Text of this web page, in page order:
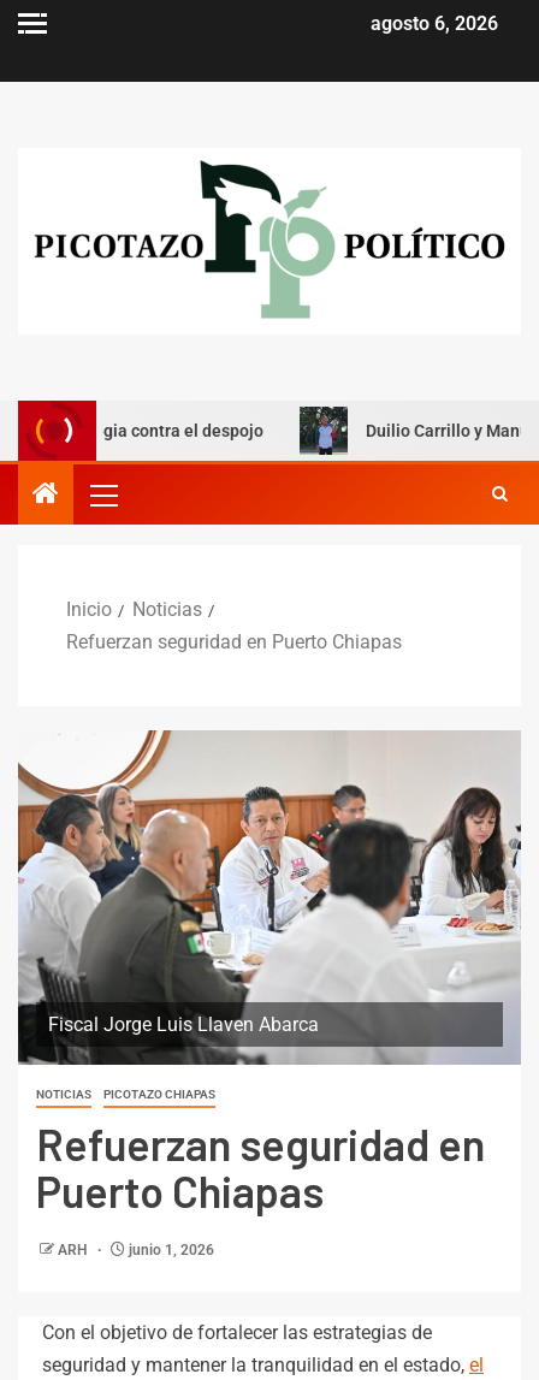
agosto 6, 2026
contra el despojo Duilio Carrillo y Manuel Padilla
Inicio
Noticias
Refuerzan seguridad en Puerto Chiapas
Fiscal Jorge Luis Llaven Abarca
NOTICIAS PICOTAZO CHIAPAS
Refuerzan seguridad en
Puerto Chiapas
ARH junio 1, 2026
Con el objetivo de fortalecer las estrategias de
seguridad y mantener la tranquilidad en el estado, el